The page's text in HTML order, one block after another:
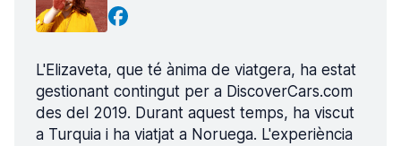
L'Elizaveta, que té ànima de viatgera, ha estat
gestionant contingut per a DiscoverCars.com
des del 2019. Durant aquest temps, ha viscut
a Turquia i ha viatjat a Noruega. L'experiència